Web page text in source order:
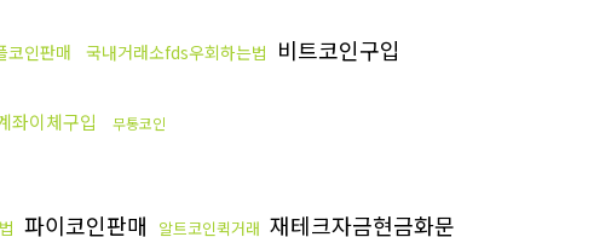
코인판매 국내거래소fds우회하는법 비트코인구입
좌이체구입 무통코인
파이코인판매 알트코인퀵거래 재테크자금현금화문